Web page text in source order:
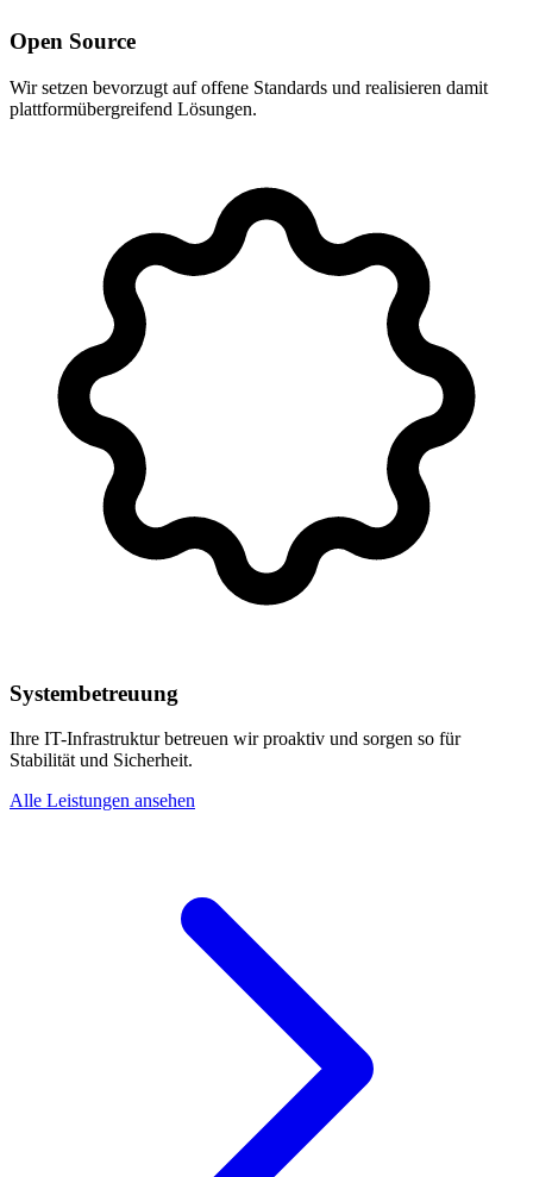
Open Source
Wir setzen bevorzugt auf offene Standards und realisieren damit
plattformübergreifend Lösungen.
Systembetreuung
Ihre IT-Infrastruktur betreuen wir proaktiv und sorgen so für
Stabilität und Sicherheit.
Alle Leistungen ansehen